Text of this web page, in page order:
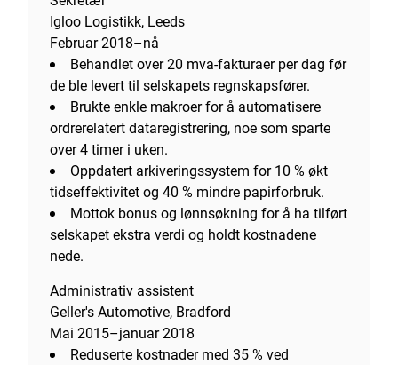
Igloo Logistikk, Leeds
Februar 2018–nå
Behandlet over 20 mva-fakturaer per dag før
de ble levert til selskapets regnskapsfører.
Brukte enkle makroer for å automatisere
ordrerelatert dataregistrering, noe som sparte
over 4 timer i uken.
Oppdatert arkiveringssystem for 10 % økt
tidseffektivitet og 40 % mindre papirforbruk.
Mottok bonus og lønnsøkning for å ha tilført
selskapet ekstra verdi og holdt kostnadene
nede.
Administrativ assistent
Geller's Automotive, Bradford
Mai 2015–januar 2018
Reduserte kostnader med 35 % ved